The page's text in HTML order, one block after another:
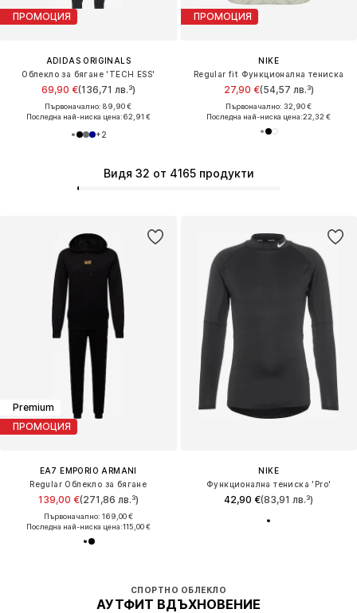
ПРОМОЦИЯ
ADIDAS ORIGINALS
Облекло за бягане 'TECH ESS'
69,90 €(136,71 лв.³)
Първоначално: 89,90 €
Последна най-ниска цена:62,91 €
+2
ПРОМОЦИЯ
NIKE
Regular fit Функционална тениска
27,90 €(54,57 лв.³)
Първоначално: 32,90 €
Последна най-ниска цена:22,32 €
Premium
ПРОМОЦИЯ
EA7 EMPORIO ARMANI
Regular Облекло за бягане
139,00 €(271,86 лв.³)
Първоначално: 169,00 €
Последна най-ниска цена:115,00 €
Видя 32 от 4165 продукти
NIKE
Функционална тениска 'Pro'
42,90 €(83,91 лв.³)
СПОРТНО ОБЛЕКЛО
АУТФИТ ВДЪХНОВЕНИЕ